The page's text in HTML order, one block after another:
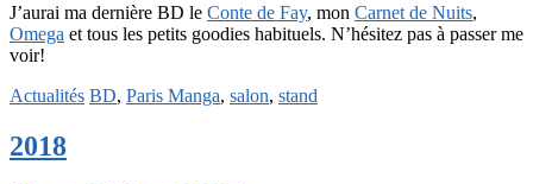
J’aurai ma dernière BD le Conte de Fay, mon Carnet de Nuits,
Omega et tous les petits goodies habituels. N’hésitez pas à passer me
voir!
Actualités BD, Paris Manga, salon, stand
2018